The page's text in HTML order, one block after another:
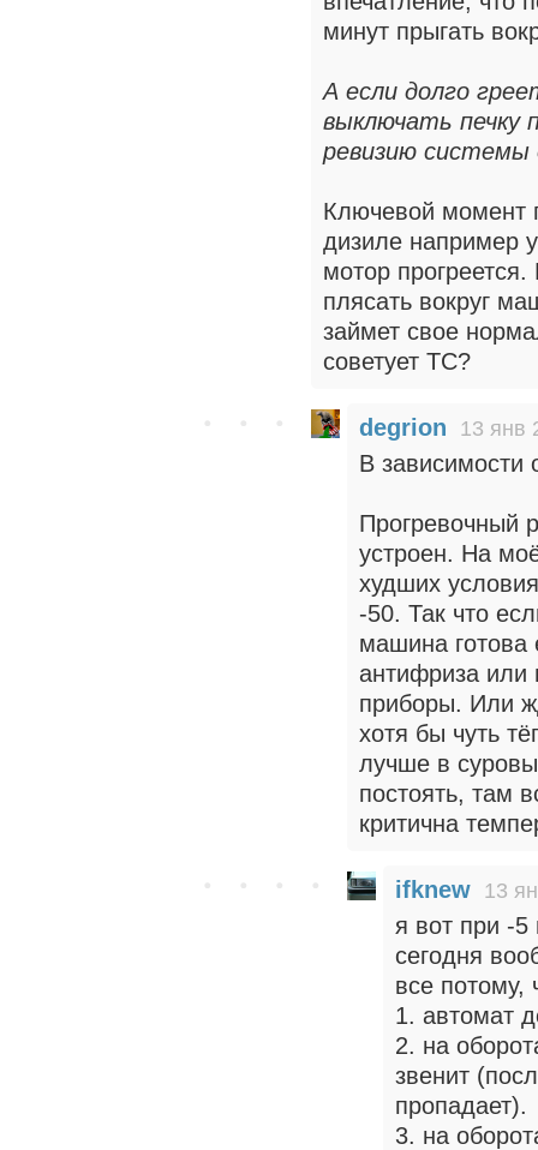
минут прыгать
А если долго
выключать печку
ревизию системы
Ключевой момент
дизиле например
мотор
плясать вокруг
займет свое
советует ТС?
degrion 13 янв
В зависимости
Прогревочный
устроен. На
худших
-50. Так что
машина готова
антифриза или
приборы. Или
хотя бы чуть
лучше в
постоять, там
критична
ifknew 13
я вот при -
сегодня
все потому,
1. автомат
2. на
звенит
пропадает).
3. на